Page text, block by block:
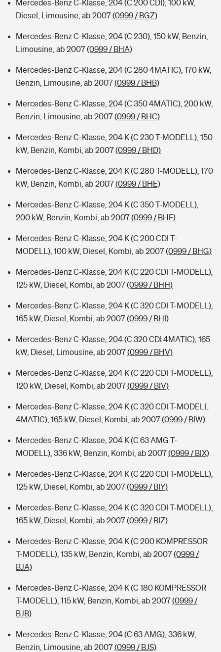
Mercedes-Benz C-Klasse, 204 (C 200 CDI), 100 kW,
Diesel, Limousine, ab 2007(0999 / BGZ)
Mercedes-Benz C-Klasse, 204 (C 230), 150 kW, Benzin,
Limousine, ab 2007(0999 / BHA)
Mercedes-Benz C-Klasse, 204 (C 280 4MATIC), 170 kW,
Benzin, Limousine, ab 2007(0999 / BHB)
Mercedes-Benz C-Klasse, 204 (C 350 4MATIC), 200 kW,
Benzin, Limousine, ab 2007(0999 / BHC)
Mercedes-Benz C-Klasse, 204 K (C 230 T-MODELL), 150
kW, Benzin, Kombi, ab 2007(0999 / BHD)
Mercedes-Benz C-Klasse, 204 K (C 280 T-MODELL), 170
kW, Benzin, Kombi, ab 2007(0999 / BHE)
Mercedes-Benz C-Klasse, 204 K (C 350 T-MODELL),
200 kW, Benzin, Kombi, ab 2007(0999 / BHF)
Mercedes-Benz C-Klasse, 204 K (C 200 CDI T-
MODELL), 100 kW, Diesel, Kombi, ab 2007(0999 / BHG)
Mercedes-Benz C-Klasse, 204 K (C 220 CDI T-MODELL),
125 kW, Diesel, Kombi, ab 2007(0999 / BHH)
Mercedes-Benz C-Klasse, 204 K (C 320 CDI T-MODELL),
165 kW, Diesel, Kombi, ab 2007(0999 / BHI)
Mercedes-Benz C-Klasse, 204 (C 320 CDI 4MATIC), 165
kW, Diesel, Limousine, ab 2007(0999 / BHV)
Mercedes-Benz C-Klasse, 204 K (C 220 CDI T-MODELL),
120 kW, Diesel, Kombi, ab 2007(0999 / BIV)
Mercedes-Benz C-Klasse, 204 K (C 320 CDI T-MODELL
4MATIC), 165 kW, Diesel, Kombi, ab 2007(0999 / BIW)
Mercedes-Benz C-Klasse, 204 K (C 63 AMG T-
MODELL), 336 kW, Benzin, Kombi, ab 2007(0999 / BIX)
Mercedes-Benz C-Klasse, 204 K (C 220 CDI T-MODELL),
125 kW, Diesel, Kombi, ab 2007(0999 / BIY)
Mercedes-Benz C-Klasse, 204 K (C 320 CDI T-MODELL),
165 kW, Diesel, Kombi, ab 2007(0999 / BIZ)
Mercedes-Benz C-Klasse, 204 K (C 200 KOMPRESSOR
T-MODELL), 135 kW, Benzin, Kombi, ab 2007(0999 /
BJA)
Mercedes-Benz C-Klasse, 204 K (C 180 KOMPRESSOR
T-MODELL), 115 kW, Benzin, Kombi, ab 2007(0999 /
BJB)
Mercedes-Benz C-Klasse, 204 (C 63 AMG), 336 kW,
Benzin, Limousine, ab 2007(0999 / BJS)